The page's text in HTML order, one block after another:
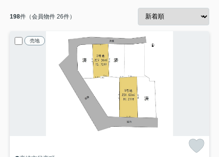
198件（会員物件 26件）
売地